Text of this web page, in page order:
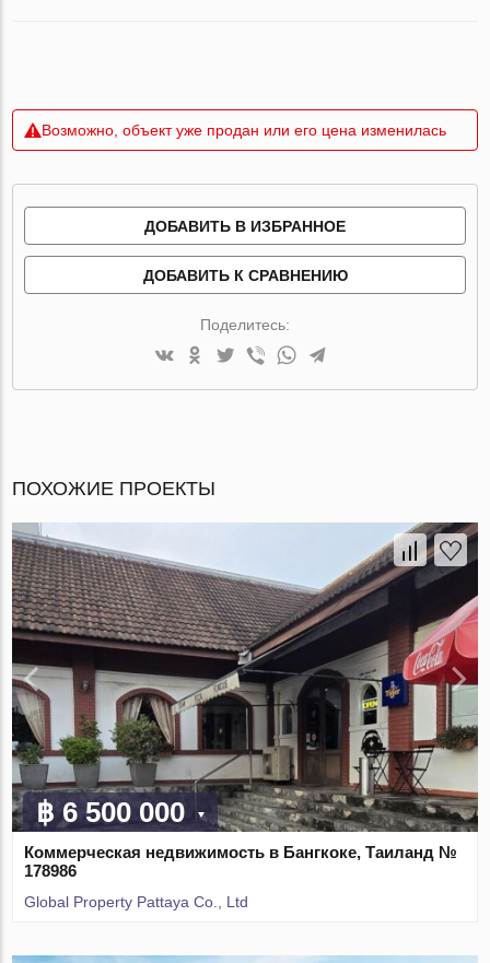
Возможно, объект уже продан или его цена изменилась
ДОБАВИТЬ В ИЗБРАННОЕ
ДОБАВИТЬ К СРАВНЕНИЮ
Поделитесь:
ПОХОЖИЕ ПРОЕКТЫ
฿ 6 500 000
Коммерческая недвижимость в Бангкоке, Таиланд №
178986
Global Property Pattaya Co., Ltd